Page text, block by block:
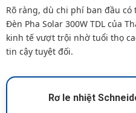
Rõ ràng, dù chi phí ban đầu
Đèn Pha Solar 300W TDL của
kinh tế vượt trội nhờ tuổi thọ
tin cậy tuyệt đối.
Rơ le nhiệt